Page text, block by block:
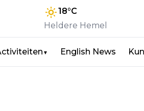
18°C
Heldere Hemel
▼ English News